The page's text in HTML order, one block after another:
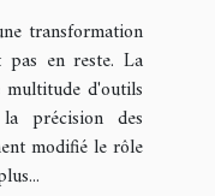
transformation
en reste. La
multitude d'outils
précision des
modifié le rôle